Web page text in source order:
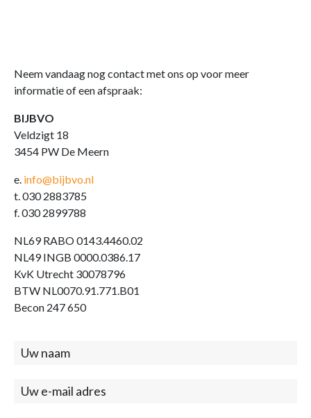
Neem vandaag nog contact met ons op voor meer
informatie of een afspraak:
BIJBVO
Veldzigt 18
3454 PW De Meern
e. info@bijbvo.nl
t. 030 2883785
f. 030 2899788
NL69 RABO 0143.4460.02
NL49 INGB 0000.0386.17
KvK Utrecht 30078796
BTW NL0070.91.771.B01
Becon 247 650
Contact